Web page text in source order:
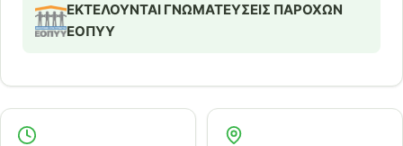
ΕΚΤΕΛΟΥΝΤΑΙ ΓΝΩΜΑΤΕΥΣΕΙΣ ΠΑΡΟΧΩΝ
ΕΟΠΥΥ